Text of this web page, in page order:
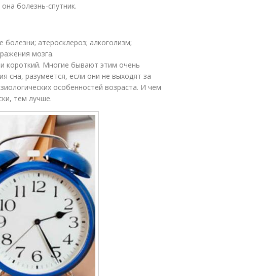
болезнь-спутник.
атеросклероз; алкоголизм;
мозга.
короткий. Многие бывают этим очень
сна, разумеется, если они не выходят за
особенностей возраста. И чем
тем лучше.